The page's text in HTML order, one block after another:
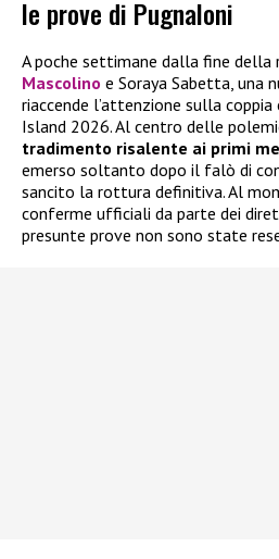
le prove di Pugnaloni
A poche settimane dalla fine della
Mascolino e Soraya Sabetta, una
riaccende l’attenzione sulla
Island 2026. Al centro delle
tradimento risalente ai primi
emerso soltanto dopo il falò di
sancito la rottura definitiva. Al
conferme ufficiali da parte dei
presunte prove non sono state